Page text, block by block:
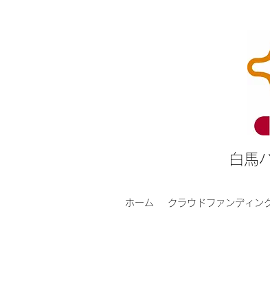
白馬
ホーム クラウドファンディン